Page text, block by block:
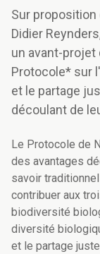
Sur
Didier
un avant-
Protocole* sur
et le partage
découlant de
Le Protocole de
des avantages
savoir
contribuer aux
biodiversité
diversité
et le partage